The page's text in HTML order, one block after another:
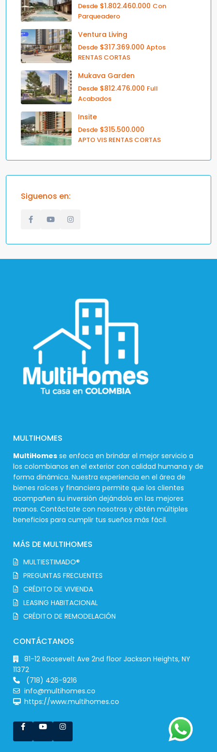
Desde $1.802.460.000 Con
Parqueadero
Ventura Living
Desde $317.369.000 Aptos
RENTAS CORTAS
Mukava Garden
Desde $812.476.000 Full
Acabados
Insite
Desde $315.500.000
APTO VIS RENTAS CORTAS
Siguenos en:
MULTIHOMES
MultiHomes se enfoca en brindar el mejor servicio a
los colombianos en el exterior con calidad humana y de
forma dinámica. Nuestra experiencia en el área de
bienes raíces y financiera permite que los clientes
acompañen su inversión dejándola en las mejores
manos. Contáctate con nosotros y obtén múltiples
beneficios para cumplir tus sueños más fácil.
MÁS DE MULTIHOMES
MULTIESTIMADO®
PREGUNTAS FRECUENTES
CRÉDITO DE VIVIENDA
LEASING HABITACIONAL
CRÉDITO DE REMODELACIÓN
CONTÁCTANOS
81-12 Roosevelt Ave 2nd floor Jackson Heights, NY
11372
(718) 426-9216
info@multihomes.co
https://www.multihomes.co